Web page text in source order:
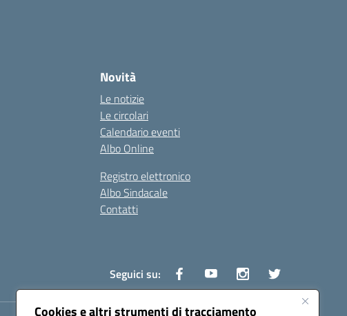
Cookies e altri strumenti di tracciamento
Novità
Le notizie
Le circolari
Calendario eventi
Albo Online
Registro elettronico
Albo Sindacale
Contatti
Seguici su: